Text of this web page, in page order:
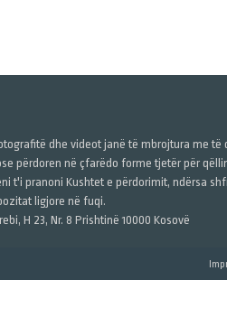
dhe videot janë të mbrojtura me të
përdoren në çfarëdo forme tjetër për
t'i pranoni Kushtet e përdorimit, ndërsa
ligjore në fuqi.
H 23, Nr. 8 Prishtinë 10000 Kosovë